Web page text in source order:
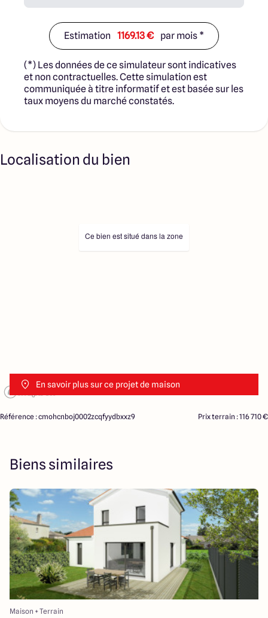
Estimation 1169.13 € par mois *
(*) Les données de ce simulateur sont indicatives
et non contractuelles. Cette simulation est
communiquée à titre informatif et est basée sur les
taux moyens du marché constatés.
Localisation du bien
En savoir plus sur ce projet de maison
Ce bien est situé dans la zone
Référence : cmohcnboj0002zcqfyydbxxz9 Prix terrain : 116 710 €
Biens similaires
Maison + Terrain